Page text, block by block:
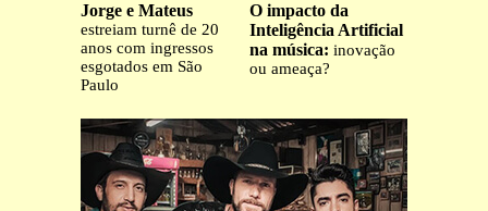
Jorge e Mateus
estreiam turnê de 20
anos com ingressos
esgotados em São
Paulo
O impacto da
Inteligência Artificial
na música: inovação
ou ameaça?